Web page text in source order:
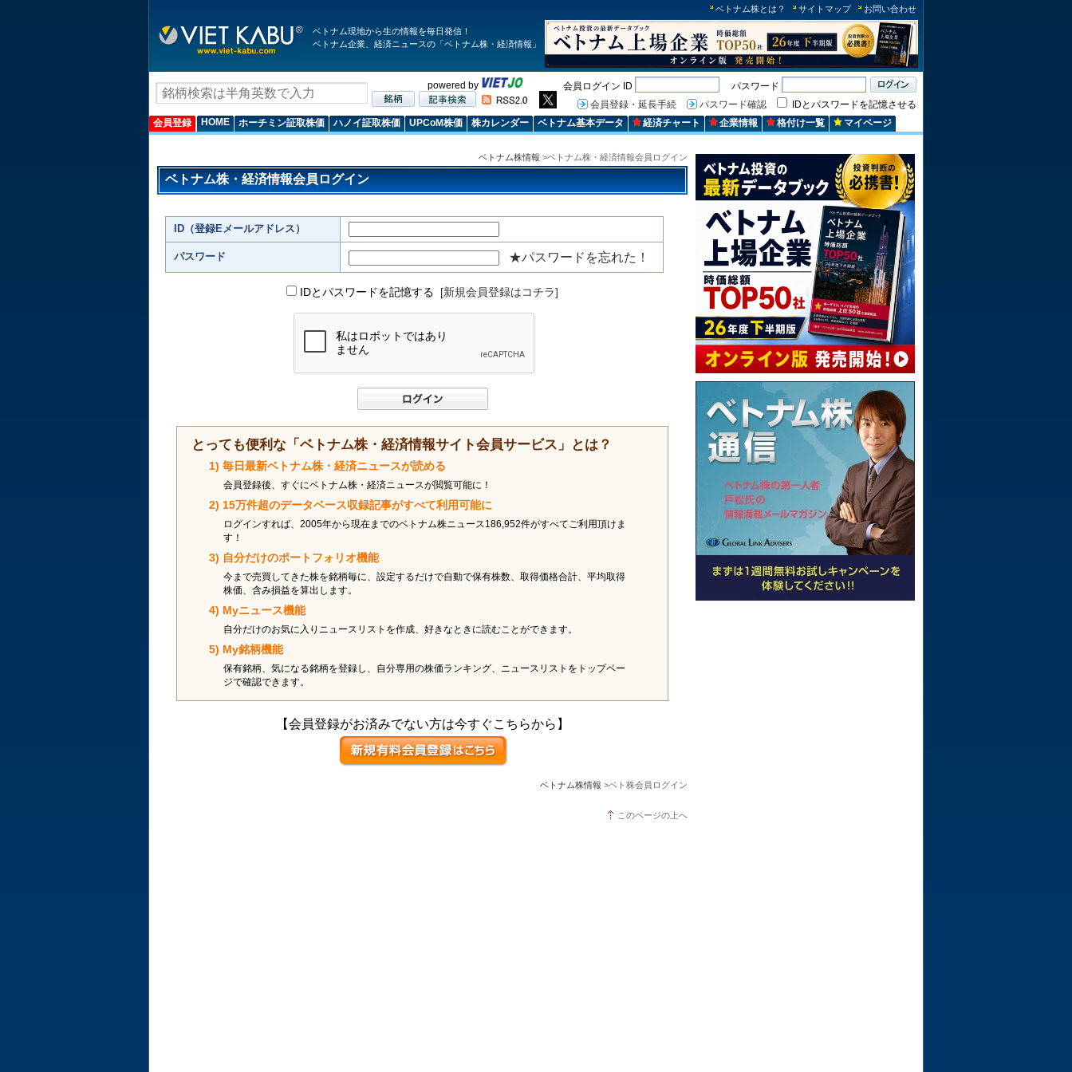
ベトナム株とは？ サイトマップ お問い合わせ
ベトナム現地から生の情報を毎日発信！
ベトナム企業、経済ニュースの「ベトナム株・経済情報」
powered by 会員ログイン ID
パスワード
会員登録・延長手続
パスワード確認
IDとパスワードを記憶させる
会員登録
HOME ホーチミン証取株価 ハノイ証取株価 UPCoM株価 株カレンダー ベトナム基本データ 経済チャート 企業情報 格付け一覧 マイページ
ベトナム株情報 >ベトナム株・経済情報会員ログイン
ベトナム株・経済情報会員ログイン
ID（登録Eメールアドレス）
パスワード ★パスワードを忘れた！
IDとパスワードを記憶する [新規会員登録はコチラ]
とっても便利な「ベトナム株・経済情報サイト会員サービス」とは？
1) 毎日最新ベトナム株・経済ニュースが読める
会員登録後、すぐにベトナム株・経済ニュースが閲覧可能に！
2) 15万件超のデータベース収録記事がすべて利用可能に
ログインすれば、2005年から現在までのベトナム株ニュース186,952件がすべてご利用頂けま
す！
3) 自分だけのポートフォリオ機能
今まで売買してきた株を銘柄毎に、設定するだけで自動で保有株数、取得価格合計、平均取得
株価、含み損益を算出します。
4) Myニュース機能
自分だけのお気に入りニュースリストを作成、好きなときに読むことができます。
5) My銘柄機能
保有銘柄、気になる銘柄を登録し、自分専用の株価ランキング、ニュースリストをトップペー
ジで確認できます。
【会員登録がお済みでない方は今すぐこちらから】
ベトナム株情報 >ベト株会員ログイン
このページの上へ